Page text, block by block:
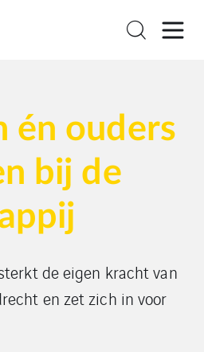
én ouders
bij de
de eigen kracht van
en zet zich in voor